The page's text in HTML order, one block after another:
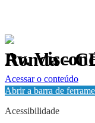
Av. Visconde de
Política de Privacidade.
Acessar o conteúdo
Abrir a barra de
Acessibilidade